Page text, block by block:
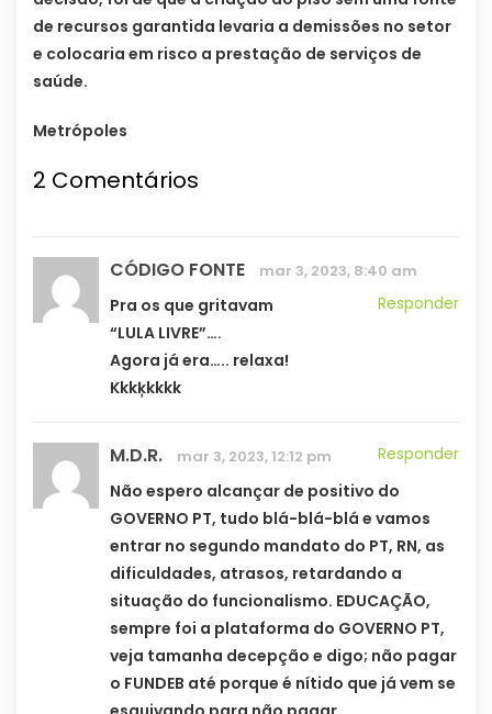
de recursos garantida levaria a demissões no setor
e colocaria em risco a prestação de serviços de
saúde.
Metrópoles
2 Comentários
CÓDIGO FONTE mar 3, 2023, 8:40 am
Responder
Pra os que gritavam
“LULA LIVRE”….
Agora já era….. relaxa!
Kkkķkkkk
M.D.R. mar 3, 2023, 12:12 pm
Responder
Não espero alcançar de positivo do
GOVERNO PT, tudo blá-blá-blá e vamos
entrar no segundo mandato do PT, RN, as
dificuldades, atrasos, retardando a
situação do funcionalismo. EDUCAÇÃO,
sempre foi a plataforma do GOVERNO PT,
veja tamanha decepção e digo; não pagar
o FUNDEB até porque é nítido que já vem se